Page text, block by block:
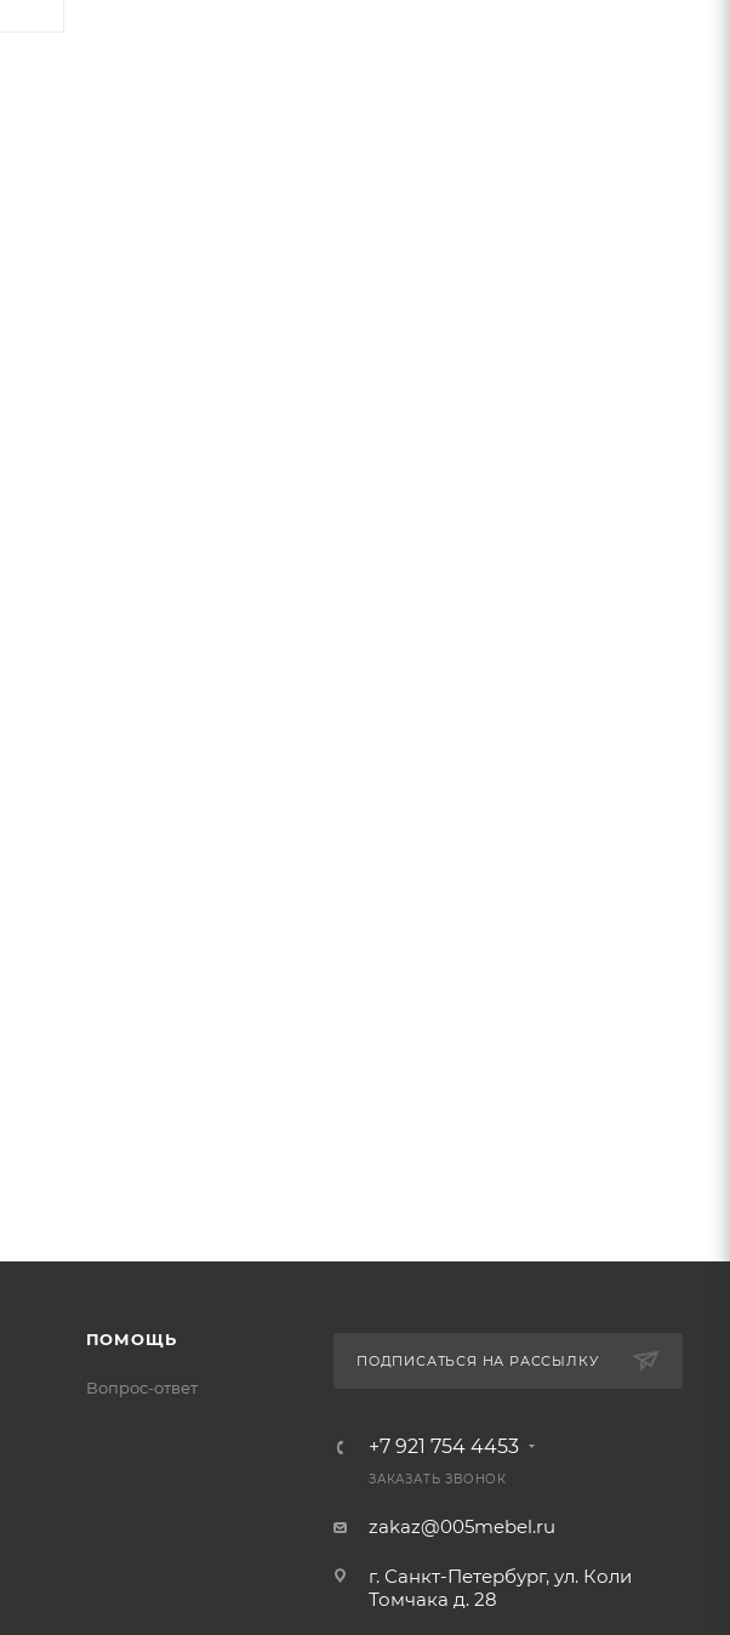
ПОМОЩЬ
Вопрос-ответ
ПОДПИСАТЬСЯ НА РАССЫЛКУ
+7 921 754 4453
ЗАКАЗАТЬ ЗВОНОК
zakaz@005mebel.ru
г. Санкт-Петербург, ул. Коли
Томчака д. 28